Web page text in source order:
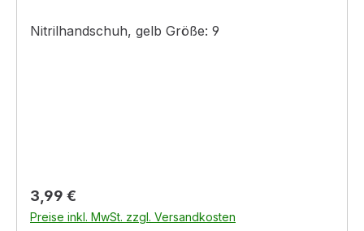
Nitrilhandschuh, gelb Größe: 9
Regulärer Preis:
3,99 €
Preise inkl. MwSt. zzgl. Versandkosten